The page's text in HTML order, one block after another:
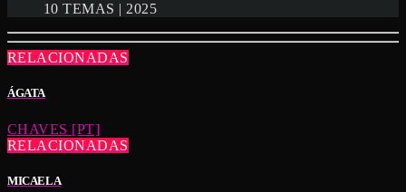
10 TEMAS | 2025
RELACIONADAS
ÁGATA
CHAVES [PT]
RELACIONADAS
MICAELA